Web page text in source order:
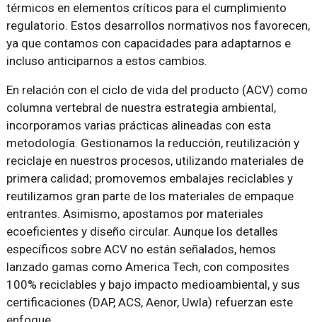
térmicos en elementos críticos para el cumplimiento
regulatorio. Estos desarrollos normativos nos favorecen,
ya que contamos con capacidades para adaptarnos e
incluso anticiparnos a estos cambios.
En relación con el ciclo de vida del producto (ACV) como
columna vertebral de nuestra estrategia ambiental,
incorporamos varias prácticas alineadas con esta
metodología. Gestionamos la reducción, reutilización y
reciclaje en nuestros procesos, utilizando materiales de
primera calidad; promovemos embalajes reciclables y
reutilizamos gran parte de los materiales de empaque
entrantes. Asimismo, apostamos por materiales
ecoeficientes y diseño circular. Aunque los detalles
específicos sobre ACV no están señalados, hemos
lanzado gamas como America Tech, con composites
100% reciclables y bajo impacto medioambiental, y sus
certificaciones (DAP, ACS, Aenor, Uwla) refuerzan este